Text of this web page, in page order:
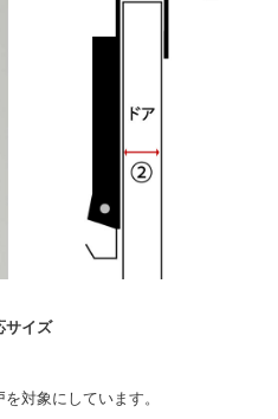
サイズ
対象にしています。